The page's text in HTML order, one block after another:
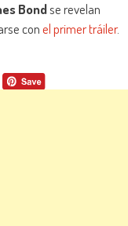
Bondse revelan
conel primer tráiler.